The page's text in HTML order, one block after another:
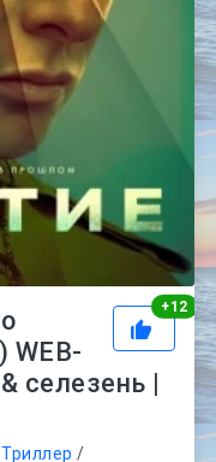
+12
WEB-
селезень |
Триллер /